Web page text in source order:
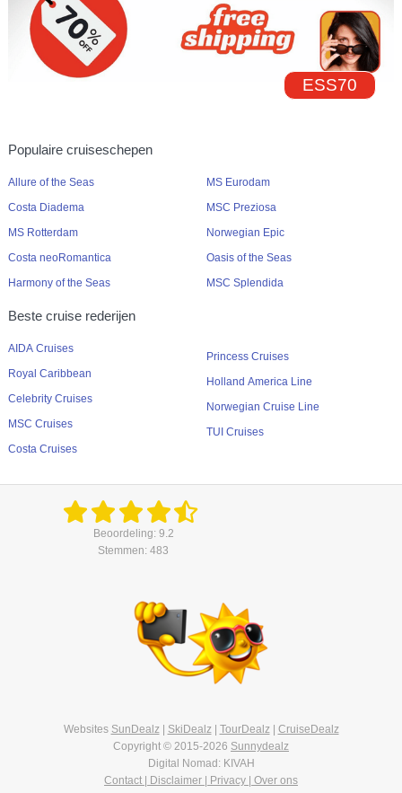
ESS70
Populaire cruiseschepen
Allure of the Seas
Costa Diadema
MS Rotterdam
Costa neoRomantica
Harmony of the Seas
MS Eurodam
MSC Preziosa
Norwegian Epic
Oasis of the Seas
MSC Splendida
Beste cruise rederijen
AIDA Cruises
Royal Caribbean
Celebrity Cruises
MSC Cruises
Costa Cruises
Princess Cruises
Holland America Line
Norwegian Cruise Line
TUI Cruises
Beoordeling: 9.2
Stemmen: 483
Websites SunDealz| SkiDealz| TourDealz| CruiseDealz
Copyright © 2015-2026 Sunnydealz
Digital Nomad: KIVAH
Contact | Disclaimer | Privacy | Over ons